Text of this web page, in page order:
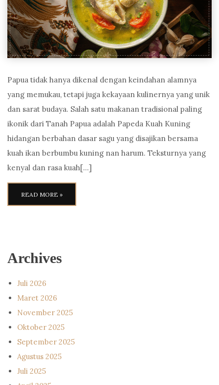
Papua tidak hanya dikenal dengan keindahan alamnya
yang memukau, tetapi juga kekayaan kulinernya yang unik
dan sarat budaya. Salah satu makanan tradisional paling
ikonik dari Tanah Papua adalah Papeda Kuah Kuning
hidangan berbahan dasar sagu yang disajikan bersama
kuah ikan berbumbu kuning nan harum. Teksturnya yang
kenyal dan rasa kuah[…]
READ MORE »
Archives
Juli 2026
Maret 2026
November 2025
Oktober 2025
September 2025
Agustus 2025
Juli 2025